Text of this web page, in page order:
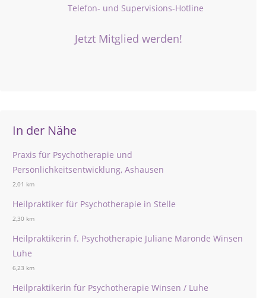
Telefon- und Supervisions-Hotline
Jetzt Mitglied werden!
In der Nähe
Praxis für Psychotherapie und
Persönlichkeitsentwicklung, Ashausen
2,01 km
Heilpraktiker für Psychotherapie in Stelle
2,30 km
Heilpraktikerin f. Psychotherapie Juliane Maronde Winsen
Luhe
6,23 km
Heilpraktikerin für Psychotherapie Winsen / Luhe